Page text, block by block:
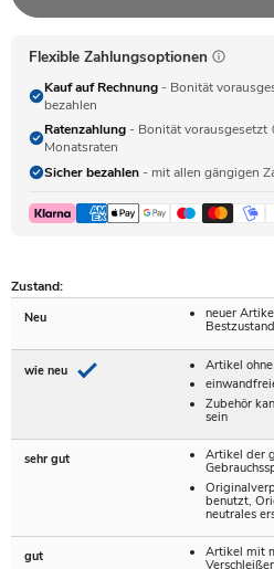
Flexible Zahlungsoptionen
Kauf auf Rechnung - Bonität
bezahlen
Ratenzahlung - Bonität vorausgesetzt
Monatsraten
Sicher bezahlen - mit allen gängigen
Zustand:
Neu
neuer
Bestzustand
wie neu
Artikel
Zubehör
sein
sehr gut
Artikel der
benutzt,
neutrales
gut
Artikel mit